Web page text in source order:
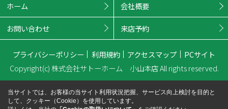
ホーム 会社概要
お問い合わせ 来店予約
プライバシーポリシー 利用規約 アクセスマップ
PCサイト
Copyright(c) 株式会社サトーホーム 小山本店 All rights reserved.
当サイトでは、お客様の当サイト利用状況把握、サービス向上検討を目的と
して、クッキー（Cookie）を使用しています。